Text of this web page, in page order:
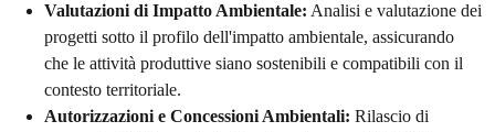
Valutazioni di Impatto Ambientale: Analisi e valutazione dei
progetti sotto il profilo dell'impatto ambientale, assicurando
che le attività produttive siano sostenibili e compatibili con il
contesto territoriale.
Autorizzazioni e Concessioni Ambientali: Rilascio di